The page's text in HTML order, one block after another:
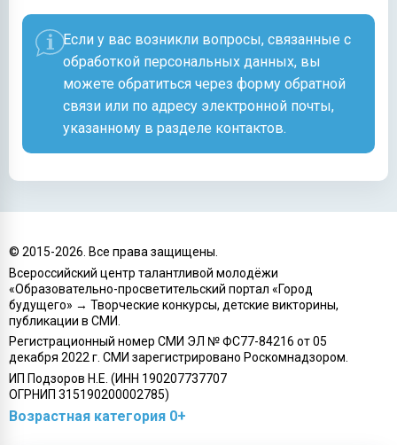
Если у вас возникли вопросы, связанные с
обработкой персональных данных, вы
можете обратиться через форму обратной
связи или по адресу электронной почты,
указанному в разделе контактов.
© 2015-2026. Все права защищены.
Всероссийский центр талантливой молодёжи
«Образовательно-просветительский портал «Город
будущего» → Творческие конкурсы, детские викторины,
публикации в СМИ.
Регистрационный номер СМИ ЭЛ № ФС77-84216 от 05
декабря 2022 г. СМИ зарегистрировано Роскомнадзором.
ИП Подзоров Н.Е. (ИНН 190207737707
ОГРНИП 315190200002785)
Возрастная категория 0+